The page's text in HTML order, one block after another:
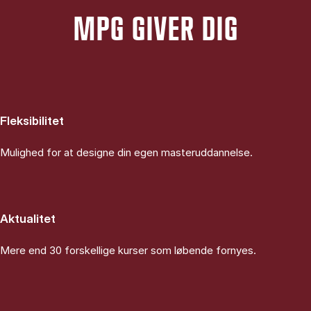
MPG GIVER DIG
Fleksibilitet
Mulighed for at designe din egen masteruddannelse.
Aktualitet
Mere end 30 forskellige kurser som løbende fornyes.